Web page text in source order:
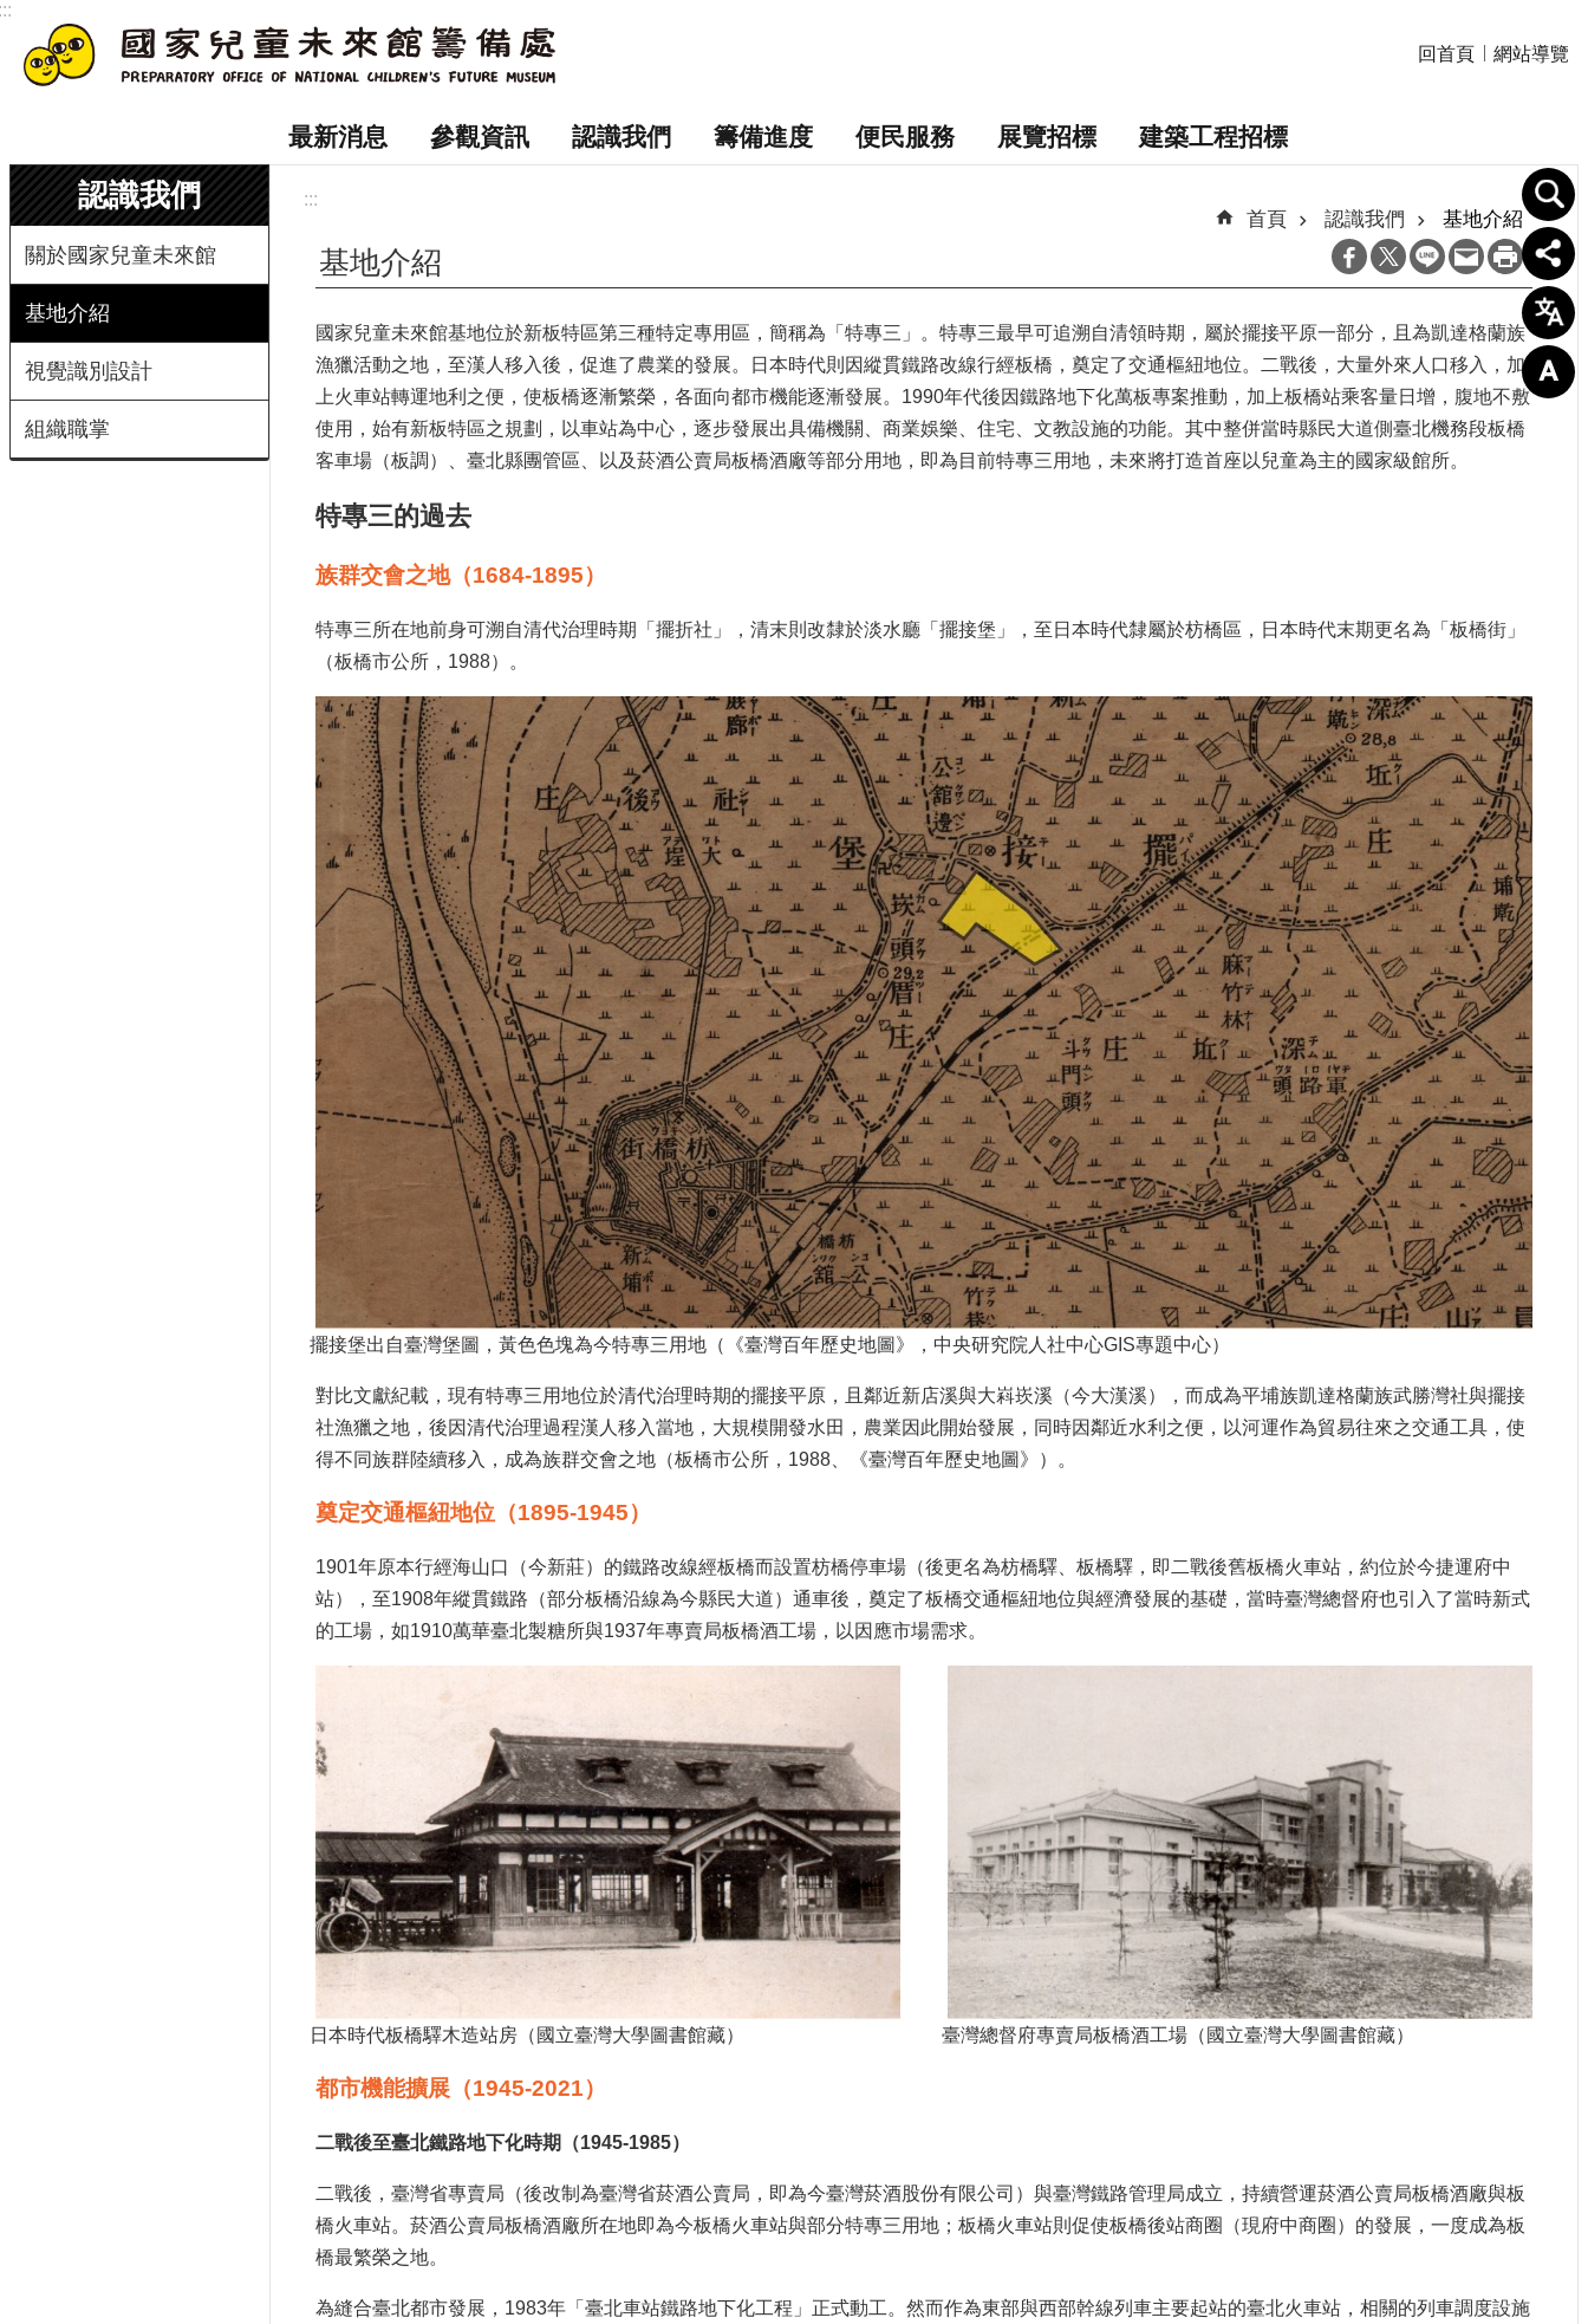
跳到主要內容區塊
回首頁 網站導覽
最新消息 參觀資訊 認識我們 籌備進度 便民服務 展覽招標 建築工程招標
認識我們
關於國家兒童未來館
基地介紹
視覺識別設計
組織職掌
:::
首頁 認識我們 基地介紹
基地介紹
國家兒童未來館基地位於新板特區第三種特定專用區，簡稱為「特專三」。特專三最早可追溯自清領時期，屬於擺接平原一部分，且為凱達格蘭族
漁獵活動之地，至漢人移入後，促進了農業的發展。日本時代則因縱貫鐵路改線行經板橋，奠定了交通樞紐地位。二戰後，大量外來人口移入，加
上火車站轉運地利之便，使板橋逐漸繁榮，各面向都市機能逐漸發展。1990年代後因鐵路地下化萬板專案推動，加上板橋站乘客量日增，腹地不敷
使用，始有新板特區之規劃，以車站為中心，逐步發展出具備機關、商業娛樂、住宅、文教設施的功能。其中整併當時縣民大道側臺北機務段板橋
客車場（板調）、臺北縣團管區、以及菸酒公賣局板橋酒廠等部分用地，即為目前特專三用地，未來將打造首座以兒童為主的國家級館所。
特專三的過去
族群交會之地（1684-1895）
特專三所在地前身可溯自清代治理時期「擺折社」，清末則改隸於淡水廳「擺接堡」，至日本時代隸屬於枋橋區，日本時代末期更名為「板橋街」
（板橋市公所，1988）。
擺接堡出自臺灣堡圖，黃色色塊為今特專三用地（《臺灣百年歷史地圖》，中央研究院人社中心GIS專題中心）
對比文獻紀載，現有特專三用地位於清代治理時期的擺接平原，且鄰近新店溪與大嵙崁溪（今大漢溪），而成為平埔族凱達格蘭族武勝灣社與擺接
社漁獵之地，後因清代治理過程漢人移入當地，大規模開發水田，農業因此開始發展，同時因鄰近水利之便，以河運作為貿易往來之交通工具，使
得不同族群陸續移入，成為族群交會之地（板橋市公所，1988、《臺灣百年歷史地圖》）。
奠定交通樞紐地位（1895-1945）
1901年原本行經海山口（今新莊）的鐵路改線經板橋而設置枋橋停車場（後更名為枋橋驛、板橋驛，即二戰後舊板橋火車站，約位於今捷運府中
站），至1908年縱貫鐵路（部分板橋沿線為今縣民大道）通車後，奠定了板橋交通樞紐地位與經濟發展的基礎，當時臺灣總督府也引入了當時新式
的工場，如1910萬華臺北製糖所與1937年專賣局板橋酒工場，以因應市場需求。
日本時代板橋驛木造站房（國立臺灣大學圖書館藏） 臺灣總督府專賣局板橋酒工場（國立臺灣大學圖書館藏）
都市機能擴展（1945-2021）
二戰後至臺北鐵路地下化時期（1945-1985）
二戰後，臺灣省專賣局（後改制為臺灣省菸酒公賣局，即為今臺灣菸酒股份有限公司）與臺灣鐵路管理局成立，持續營運菸酒公賣局板橋酒廠與板
橋火車站。菸酒公賣局板橋酒廠所在地即為今板橋火車站與部分特專三用地；板橋火車站則促使板橋後站商圈（現府中商圈）的發展，一度成為板
橋最繁榮之地。
為縫合臺北都市發展，1983年「臺北車站鐵路地下化工程」正式動工。然而作為東部與西部幹線列車主要起站的臺北火車站，相關的列車調度設施